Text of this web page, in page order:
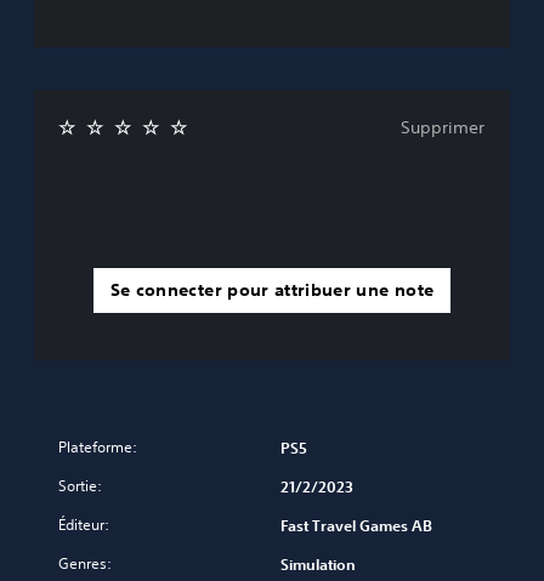
Se connecter pour attribuer une note
Supprimer
Plateforme: PS5
Sortie: 21/2/2023
Éditeur: Fast Travel Games AB
Genres: Simulation